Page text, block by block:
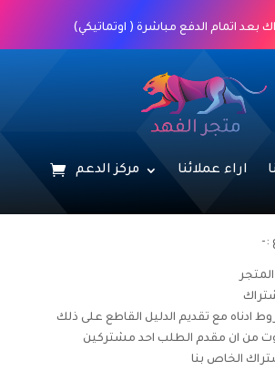
بعد اتمام الدفع مباشرة ( اوتماتيكي)
اراء عملائنا مركز الدعم
:-
ادناه مع تقديم الدليل القاطع على ذلك
من ان مقدم الطلب احد مشتركين
الخاص بنا